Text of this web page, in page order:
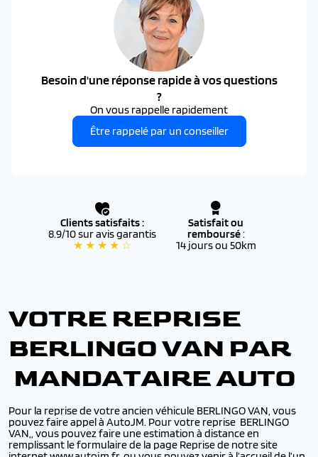
Besoin d'une réponse rapide à vos questions
?
On vous rappelle rapidement
Être rappelé par un conseiller
Clients satisfaits :
8.9/10 sur avis garantis
★ ★ ★ ★ ☆
Satisfait ou
remboursé:
14 jours ou 50km
VOTRE REPRISE
BERLINGO VAN PAR
MANDATAIRE AUTO
Pour la reprise de votre ancien véhicule BERLINGO VAN, vous
pouvez faire appel à AutoJM. Pour votre reprise BERLINGO
VAN,, vous pouvez faire une estimation à distance en
remplissant le formulaire de la page Reprise de notre site